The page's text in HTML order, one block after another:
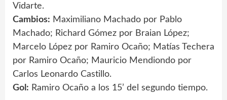
Vidarte.
Cambios: Maximiliano Machado por Pablo
Machado; Richard Gómez por Braian López;
Marcelo López por Ramiro Ocaño; Matías Techera
por Ramiro Ocaño; Mauricio Mendiondo por
Carlos Leonardo Castillo.
Gol: Ramiro Ocaño a los 15’ del segundo tiempo.